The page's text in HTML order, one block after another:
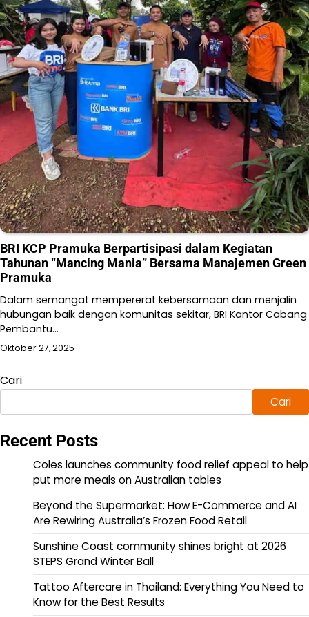
BRI KCP Pramuka Berpartisipasi dalam Kegiatan
Tahunan “Mancing Mania” Bersama Manajemen Green
Pramuka
Dalam semangat mempererat kebersamaan dan menjalin
hubungan baik dengan komunitas sekitar, BRI Kantor Cabang
Pembantu…
Oktober 27, 2025
Cari
Cari
Recent Posts
Coles launches community food relief appeal to help
put more meals on Australian tables
Beyond the Supermarket: How E-Commerce and AI
Are Rewiring Australia’s Frozen Food Retail
Sunshine Coast community shines bright at 2026
STEPS Grand Winter Ball
Tattoo Aftercare in Thailand: Everything You Need to
Know for the Best Results